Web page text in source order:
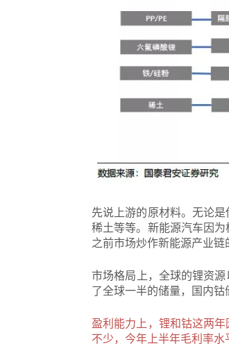
先说上游的原材料。无论
稀土等等。新能源汽车因为
之前市场炒作新能源产业链
市场格局上，全球的锂资源
了全球一半的储量，国内钴
盈利能力上，锂和钴这两
不少，今年上半年毛利率水